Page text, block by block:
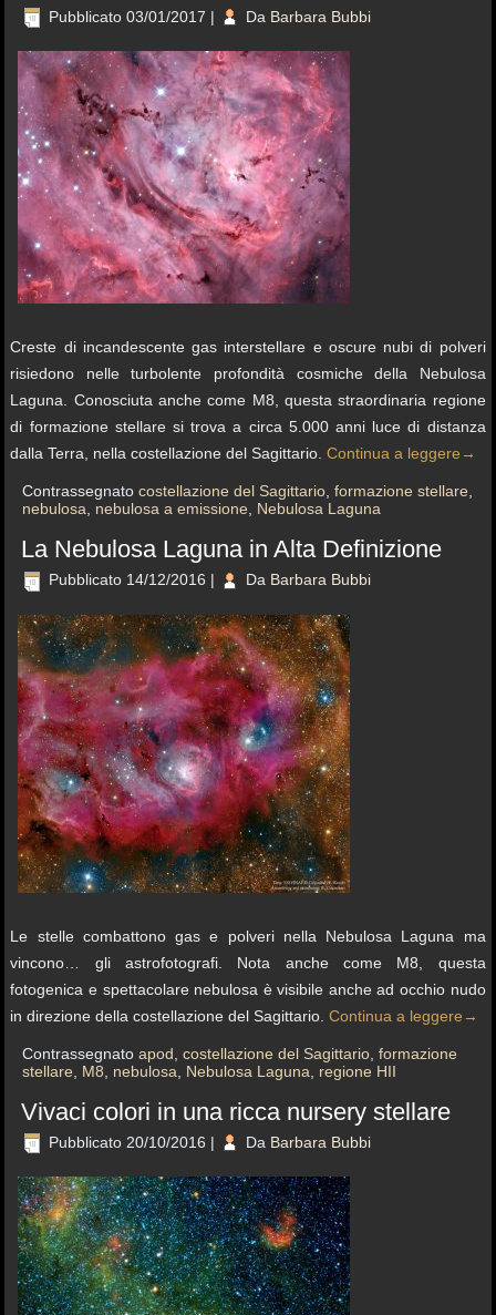
Pubblicato 03/01/2017 | Da Barbara Bubbi
Creste di incandescente gas interstellare e oscure nubi di polveri
risiedono nelle turbolente profondità cosmiche della Nebulosa
Laguna. Conosciuta anche come M8, questa straordinaria regione
di formazione stellare si trova a circa 5.000 anni luce di distanza
dalla Terra, nella costellazione del Sagittario.Continua a leggere →
Contrassegnato costellazione del Sagittario,formazione stellare,
nebulosa, nebulosa a emissione, Nebulosa Laguna
La Nebulosa Laguna in Alta Definizione
Pubblicato 14/12/2016 | Da Barbara Bubbi
Le stelle combattono gas e polveri nella Nebulosa Laguna ma
vincono… gli astrofotografi. Nota anche come M8, questa
fotogenica e spettacolare nebulosa è visibile anche ad occhio nudo
in direzione della costellazione del Sagittario.Continua a leggere →
Contrassegnato apod ,costellazione del Sagittario ,formazione
stellare
M8 nebulosa Nebulosa Laguna regione HII
Vivaci colori in una ricca nursery stellare
Pubblicato 20/10/2016 | Da Barbara Bubbi